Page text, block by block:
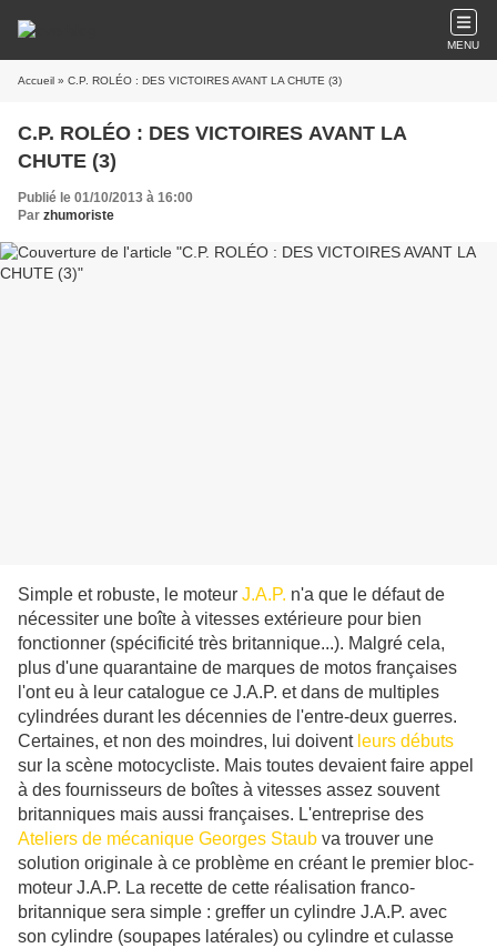
MENU
Accueil » C.P. ROLÉO : DES VICTOIRES AVANT LA CHUTE (3)
C.P. ROLÉO : DES VICTOIRES AVANT LA
CHUTE (3)
Publié le 01/10/2013 à 16:00
Par zhumoriste
Simple et robuste, le moteur J.A.P. n'a que le défaut de
nécessiter une boîte à vitesses extérieure pour bien
fonctionner (spécificité très britannique...). Malgré cela,
plus d'une quarantaine de marques de motos françaises
l'ont eu à leur catalogue ce J.A.P. et dans de multiples
cylindrées durant les décennies de l'entre-deux guerres.
Certaines, et non des moindres, lui doivent leurs débuts
sur la scène motocycliste. Mais toutes devaient faire appel
à des fournisseurs de boîtes à vitesses assez souvent
britanniques mais aussi françaises. L'entreprise des
Ateliers de mécanique Georges Staub va trouver une
solution originale à ce problème en créant le premier bloc-
moteur J.A.P. La recette de cette réalisation franco-
britannique sera simple : greffer un cylindre J.A.P. avec
son cylindre (soupapes latérales) ou cylindre et culasse